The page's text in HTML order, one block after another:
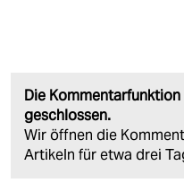
Die
geschlossen.
Wir öffnen die
Artikeln für etwa drei